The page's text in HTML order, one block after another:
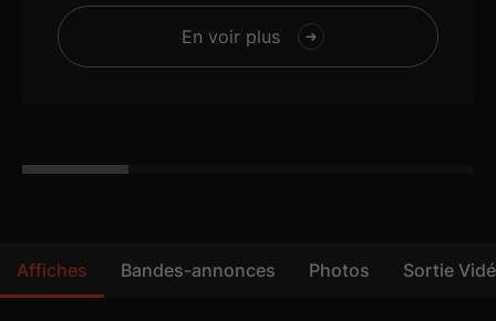
En voir plus
Affiches Bandes-annonces Photos Sortie